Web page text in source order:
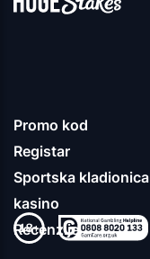
Promo kod
Registar
Sportska kladionica
kasino
Recenzije